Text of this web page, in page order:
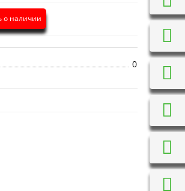
о наличии
0